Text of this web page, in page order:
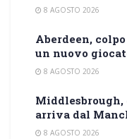
8 AGOSTO 2026
Aberdeen,
un nuovo
8 AGOSTO 2026
arriva dal
8 AGOSTO 2026